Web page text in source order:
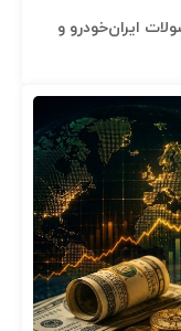
ایران‌خودرو و